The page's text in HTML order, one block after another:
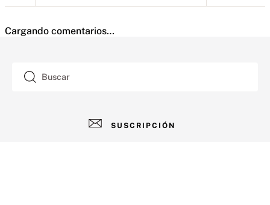
Cargando comentarios…
Buscar
SUSCRIPCIÓN